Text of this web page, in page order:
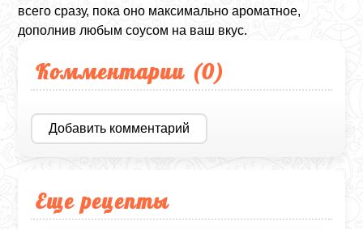
всего сразу, пока оно максимально ароматное,
дополнив любым соусом на ваш вкус.
Комментарии (0)
Добавить комментарий
Еще рецепты